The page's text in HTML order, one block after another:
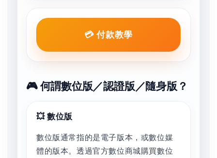
💳 付款教學
🎮 何謂數位版／認證版／隨身版？
💥 數位版
數位版通常指的是電子版本，或數位媒
體的版本。透過官方數位商城購買數位